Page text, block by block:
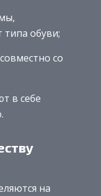
типа обуви;
со
в себе
на